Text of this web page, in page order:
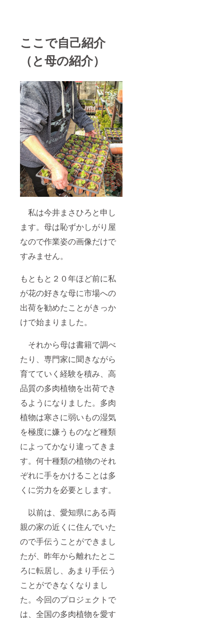
ここで自己紹介
（と母の紹介）
私は今井まさひろと申し
ます。母は恥ずかしがり屋
なので作業姿の画像だけで
すみません。
もともと２０年ほど前に私
が花の好きな母に市場への
出荷を勧めたことがきっか
けで始まりました。
それから母は書籍で調べ
たり、専門家に聞きながら
育てていく経験を積み、高
品質の多肉植物を出荷でき
るようになりました。多肉
植物は寒さに弱いもの湿気
を極度に嫌うものなど種類
によってかなり違ってきま
す。何十種類の植物のそれ
ぞれに手をかけることは多
くに労力を必要とします。
以前は、愛知県にある両
親の家の近くに住んでいた
ので手伝うことができまし
たが、昨年から離れたとこ
ろに転居し、あまり手伝う
ことができなくなりまし
た。今回のプロジェクトで
は、全国の多肉植物を愛す